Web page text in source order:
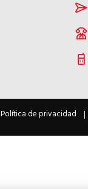
Política de privacidad